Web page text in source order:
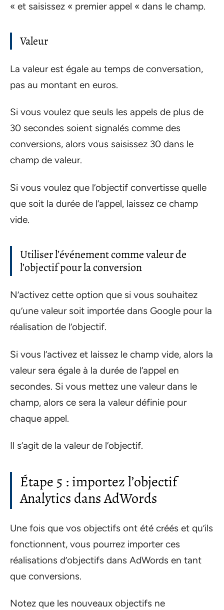
« et saisissez « premier appel « dans le champ.
Valeur
La valeur est égale au temps de conversation,
pas au montant en euros.
Si vous voulez que seuls les appels de plus de
30 secondes soient signalés comme des
conversions, alors vous saisissez 30 dans le
champ de valeur.
Si vous voulez que l’objectif convertisse quelle
que soit la durée de l’appel, laissez ce champ
vide.
Utiliser l’événement comme valeur de
l’objectif pour la conversion
N’activez cette option que si vous souhaitez
qu’une valeur soit importée dans Google pour la
réalisation de l’objectif.
Si vous l’activez et laissez le champ vide, alors la
valeur sera égale à la durée de l’appel en
secondes. Si vous mettez une valeur dans le
champ, alors ce sera la valeur définie pour
chaque appel.
Il s’agit de la valeur de l’objectif.
Étape 5 : importez l’objectif
Analytics dans AdWords
Une fois que vos objectifs ont été créés et qu’ils
fonctionnent, vous pourrez importer ces
réalisations d’objectifs dans AdWords en tant
que conversions.
Notez que les nouveaux objectifs ne